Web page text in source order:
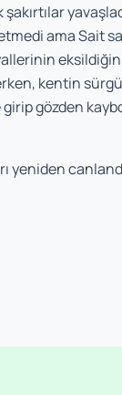
şakırtılar
ama Sait
kentin
gözden
yeniden